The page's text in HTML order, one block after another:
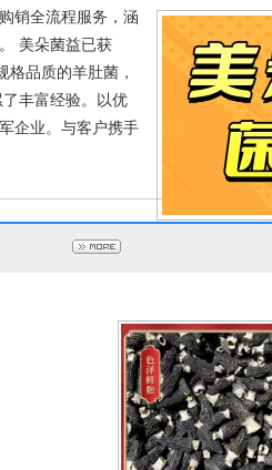
销全流程服务，涵
美朵菌益已获
品质的羊肚菌，
丰富经验。以优
企业。与客户携手